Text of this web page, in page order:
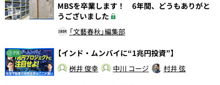
MBSを卒業します！ 6年間、どうもありがと
うございました
「文藝春秋」編集部
PR 【インド・ムンバイに“1兆円投資”】
桝井 俊幸 中川 コージ 村井 弦